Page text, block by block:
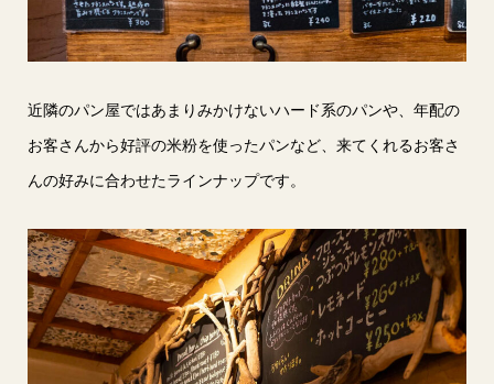
近隣のパン屋ではあまりみかけないハード系のパンや、年配の
お客さんから好評の米粉を使ったパンなど、来てくれるお客さ
んの好みに合わせたラインナップです。